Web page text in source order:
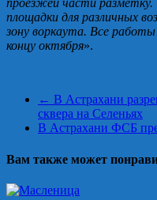
проезжей части
площадки для различных
зону воркаута. Все
концу октября».
← В Астрахани
сквера на Селеньях
В Астрахани ФСБ
Вам также может